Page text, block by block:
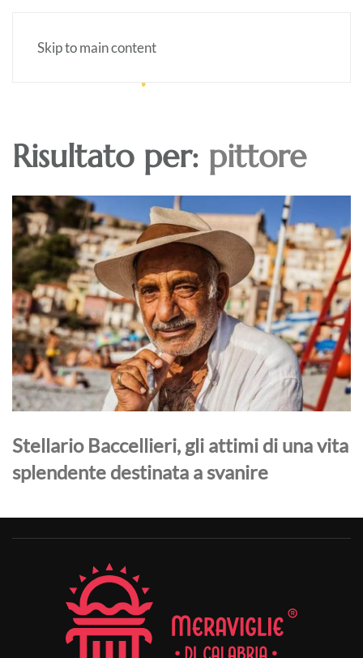
Skip to main content
Risultato per: pittore
Stellario Baccellieri, gli attimi di una vita
splendente destinata a svanire